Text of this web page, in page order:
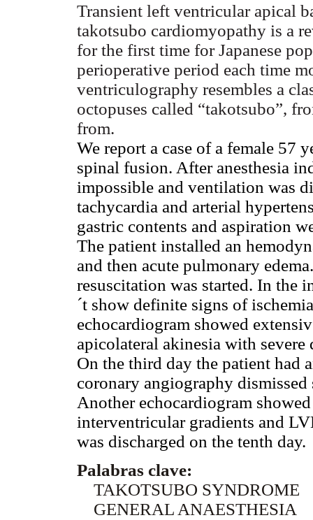
Transient left ventricular apical
takotsubo cardiomyopathy is a
for the first time for Japanese
perioperative period each time
ventriculography resembles a
octopuses called “takotsubo”,
from.
We report a case of a female 57
spinal fusion. After anesthesia
impossible and ventilation was
tachycardia and arterial
gastric contents and aspiration
The patient installed an
and then acute pulmonary
resuscitation was started. In the
´t show definite signs of
echocardiogram showed
apicolateral akinesia with severe
On the third day the patient had
coronary angiography
Another echocardiogram
interventricular gradients and
was discharged on the tenth day.
Palabras clave:
TAKOTSUBO SYNDROME
GENERAL ANAESTHESIA